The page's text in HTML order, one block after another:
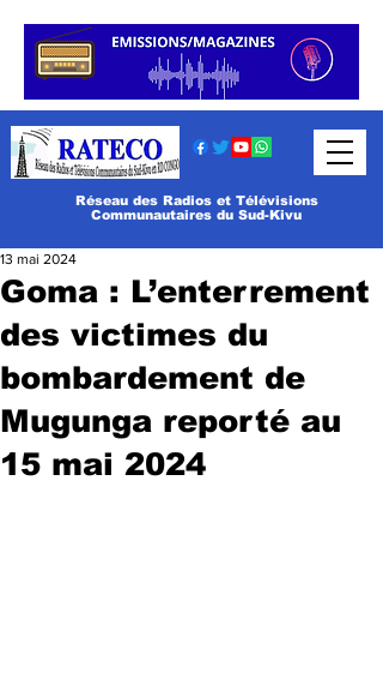
Réseau des Radios et Télévisions
Communautaires du Sud-Kivu
Goma : L’enterrement
des victimes du
bombardement de
Mugunga reporté au
15 mai 2024
13 mai 2024